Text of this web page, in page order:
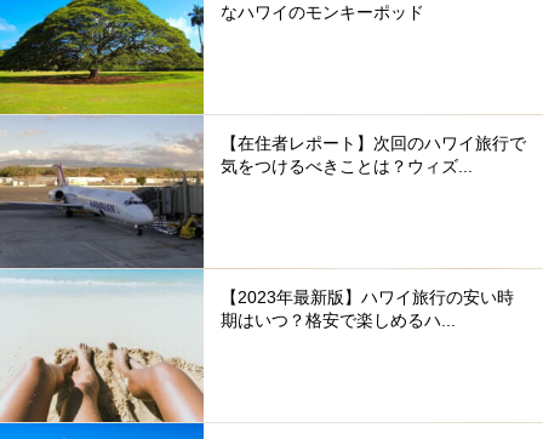
なハワイのモンキーポッド
【在住者レポート】次回のハワイ旅行で
気をつけるべきことは？ウィズ...
【2023年最新版】ハワイ旅行の安い時
期はいつ？格安で楽しめるハ...